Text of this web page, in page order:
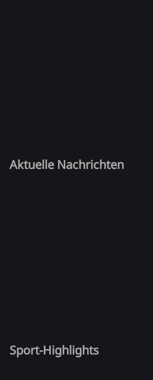
Aktuelle Nachrichten
Sport-Highlights